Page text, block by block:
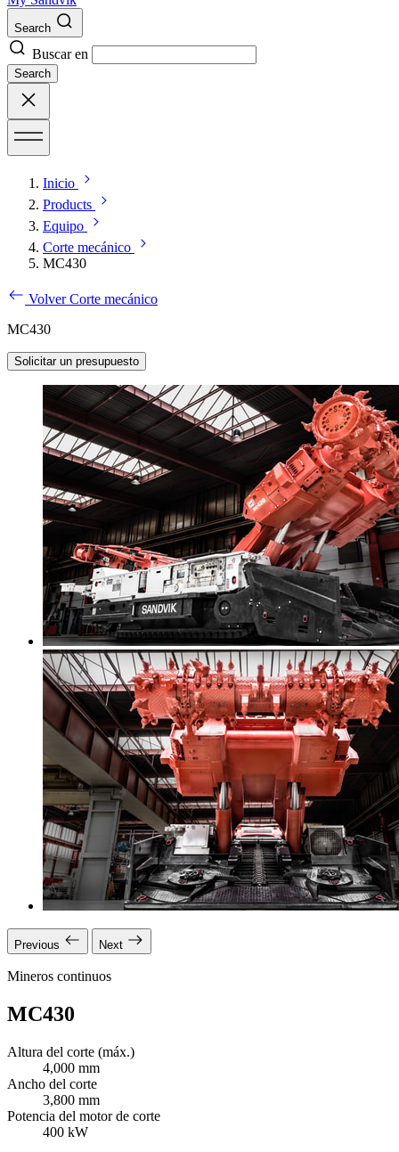
Search
Buscar en
Search
Inicio
Products
Equipo
Corte mecánico
MC430
Volver Corte mecánico
MC430
Solicitar un presupuesto
Previous Next
Mineros continuos
MC430
Altura del corte (máx.)
4,000 mm
Ancho del corte
3,800 mm
Potencia del motor de corte
400 kW